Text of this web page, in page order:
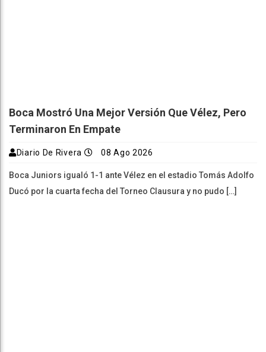
Boca Mostró Una Mejor Versión Que Vélez, Pero
Terminaron En Empate
Diario De Rivera 08 Ago 2026
Boca Juniors igualó 1-1 ante Vélez en el estadio Tomás Adolfo
Ducó por la cuarta fecha del Torneo Clausura y no pudo […]